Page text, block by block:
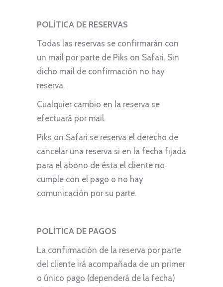
POLÍTICA DE RESERVAS
Todas las reservas se confirmarán con
un mail por parte de Piks on Safari. Sin
dicho mail de confirmación no hay
reserva.
Cualquier cambio en la reserva se
efectuará por mail.
Piks on Safari se reserva el derecho de
cancelar una reserva si en la fecha fijada
para el abono de ésta el cliente no
cumple con el pago o no hay
comunicación por su parte.
POLÍTICA DE PAGOS
La confirmación de la reserva por parte
del cliente irá acompañada de un primer
o único pago (dependerá de la fecha)